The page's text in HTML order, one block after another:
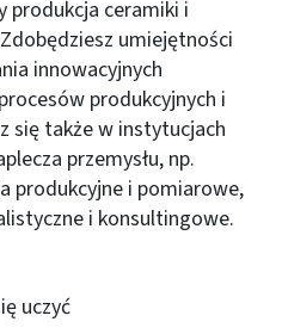
produkcja ceramiki i
umiejętności
innowacyjnych
produkcyjnych i
się także w instytucjach
przemysłu, np.
produkcyjne i pomiarowe,
i konsultingowe.
uczyć